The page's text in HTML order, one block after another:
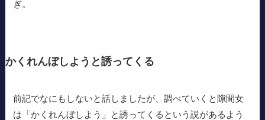
ぎ。
かくれんぼしようと誘ってくる
前記でなにもしないと話しましたが、調べていくと隙間女
は「かくれんぼしよう」と誘ってくるという説があるよう